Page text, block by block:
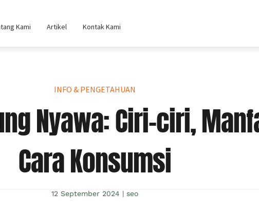
Kami Artikel Kontak Kami
INFO & PENGETAHUAN
Nyawa: Ciri-ciri,
Cara Konsumsi
12 September 2024 | seo